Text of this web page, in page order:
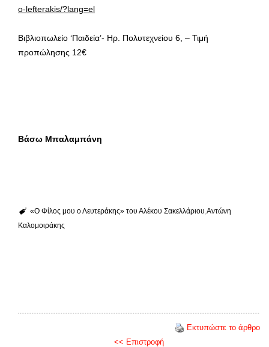
o-lefterakis/?lang=el
Βιβλιοπωλείο ‘Παιδεία’- Ηρ. Πολυτεχνείου 6, – Τιμή
προπώλησης 12€
Βάσω Μπαλαμπάνη
«Ο Φίλος μου ο Λευτεράκης» του Αλέκου Σακελλάριου Αντώνη
Καλομοιράκης
Εκτυπώστε το άρθρο
<< Επιστροφή